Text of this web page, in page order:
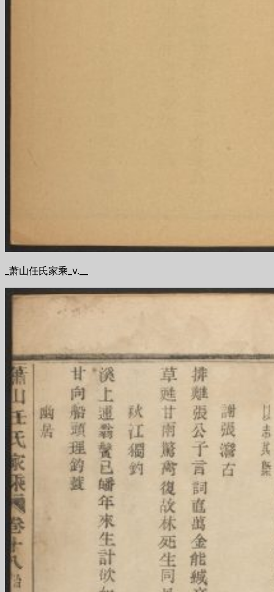
_萧山任氏家乘_v.__